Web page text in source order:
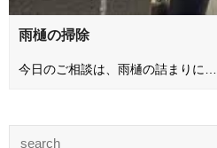
雨樋の掃除
今日のご相談は、雨樋の詰まりに…